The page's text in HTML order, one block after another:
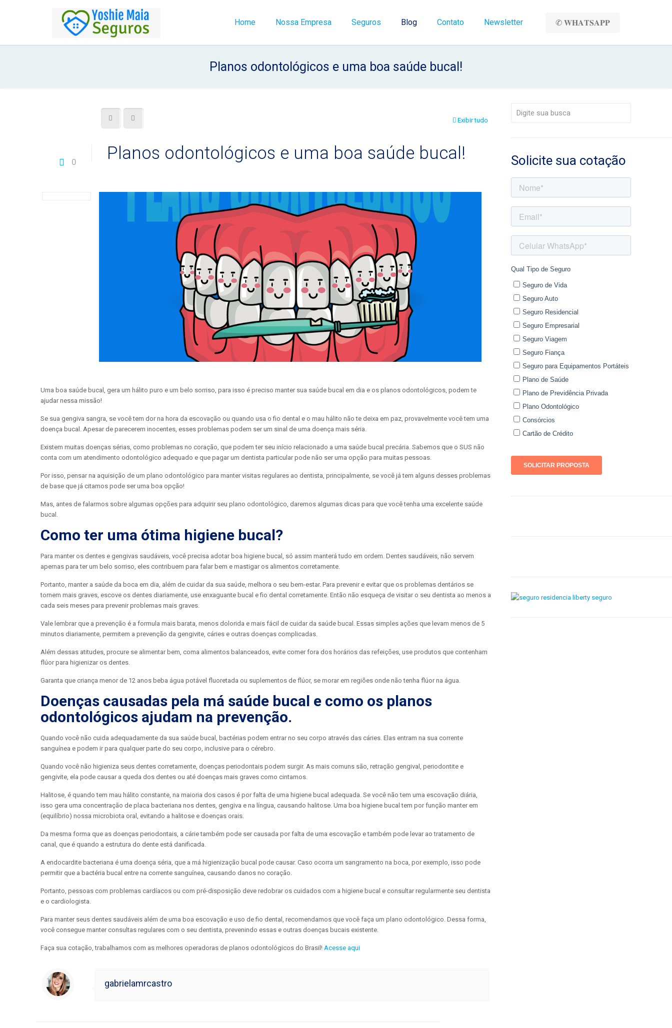
Home Nossa Empresa Seguros Blog Contato Newsletter ✆ 𝐖𝐇𝐀𝐓𝐒𝐀𝐏𝐏
Planos odontológicos e uma boa saúde bucal!
Exibir tudo
0 Planos odontológicos e uma boa saúde bucal!
Uma boa saúde bucal, gera um hálito puro e um belo sorriso, para isso é preciso manter sua saúde bucal em dia e os planos odontológicos, podem te
ajudar nessa missão!
Se sua gengiva sangra, se você tem dor na hora da escovação ou quando usa o fio dental e o mau hálito não te deixa em paz, provavelmente você tem uma
doença bucal. Apesar de parecerem inocentes, esses problemas podem ser um sinal de uma doença mais séria.
Existem muitas doenças sérias, como problemas no coração, que podem ter seu início relacionado a uma saúde bucal precária. Sabemos que o SUS não
conta com um atendimento odontológico adequado e que pagar um dentista particular pode não ser uma opção para muitas pessoas.
Por isso, pensar na aquisição de um plano odontológico para manter visitas regulares ao dentista, principalmente, se você já tem alguns desses problemas
de base que já citamos pode ser uma boa opção!
Mas, antes de falarmos sobre algumas opções para adquirir seu plano odontológico, daremos algumas dicas para que você tenha uma excelente saúde
bucal.
Como ter uma ótima higiene bucal?
Para manter os dentes e gengivas saudáveis, você precisa adotar boa higiene bucal, só assim manterá tudo em ordem. Dentes saudáveis, não servem
apernas para ter um belo sorriso, eles contribuem para falar bem e mastigar os alimentos corretamente.
Portanto, manter a saúde da boca em dia, além de cuidar da sua saúde, melhora o seu bem-estar. Para prevenir e evitar que os problemas dentários se
tornem mais graves, escove os dentes diariamente, use enxaguante bucal e fio dental corretamente. Então não esqueça de visitar o seu dentista ao menos a
cada seis meses para prevenir problemas mais graves.
Vale lembrar que a prevenção é a formula mais barata, menos dolorida e mais fácil de cuidar da saúde bucal. Essas simples ações que levam menos de 5
minutos diariamente, permitem a prevenção da gengivite, cáries e outras doenças complicadas.
Além dessas atitudes, procure se alimentar bem, coma alimentos balanceados, evite comer fora dos horários das refeições, use produtos que contenham
flúor para higienizar os dentes.
Garanta que criança menor de 12 anos beba água potável fluoretada ou suplementos de flúor, se morar em regiões onde não tenha flúor na água.
Doenças causadas pela má saúde bucal e como os planos
odontológicos ajudam na prevenção.
Quando você não cuida adequadamente da sua saúde bucal, bactérias podem entrar no seu corpo através das cáries. Elas entram na sua corrente
sanguínea e podem ir para qualquer parte do seu corpo, inclusive para o cérebro.
Quando você não higieniza seus dentes corretamente, doenças periodontais podem surgir. As mais comuns são, retração gengival, periodontite e
gengivite, ela pode causar a queda dos dentes ou até doenças mais graves como cintamos.
Halitose, é quando tem mau hálito constante, na maioria dos casos é por falta de uma higiene bucal adequada. Se você não tem uma escovação diária,
isso gera uma concentração de placa bacteriana nos dentes, gengiva e na língua, causando halitose. Uma boa higiene bucal tem por função manter em
(equilíbrio) nossa microbiota oral, evitando a halitose e doenças orais.
Da mesma forma que as doenças periodontais, a cárie também pode ser causada por falta de uma escovação e também pode levar ao tratamento de
canal, que é quando a estrutura do dente está danificada.
A endocardite bacteriana é uma doença séria, que a má higienização bucal pode causar. Caso ocorra um sangramento na boca, por exemplo, isso pode
permitir que a bactéria bucal entre na corrente sanguínea, causando danos no coração.
Portanto, pessoas com problemas cardíacos ou com pré-disposição deve redobrar os cuidados com a higiene bucal e consultar regularmente seu dentista
e o cardiologista.
Para manter seus dentes saudáveis além de uma boa escovação e uso de fio dental, recomendamos que você faça um plano odontológico. Dessa forma,
você consegue manter consultas regulares com o seu dentista, prevenindo essas e outras doenças bucais existente.
Faça sua cotação, trabalhamos com as melhores operadoras de planos odontológicos do Brasil!Acesse aqui
gabrielamrcastro
Solicite sua cotação